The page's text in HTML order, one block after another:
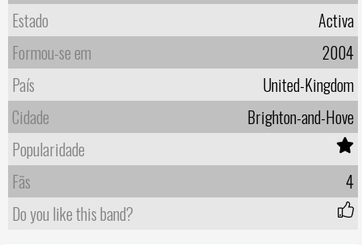
Estado
Activa
Formou-se em
2004
País
United-Kingdom
Cidade
Brighton-and-Hove
Popularidade
Fãs
4
Do you like this band?